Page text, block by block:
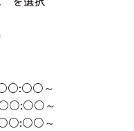
～
～
～